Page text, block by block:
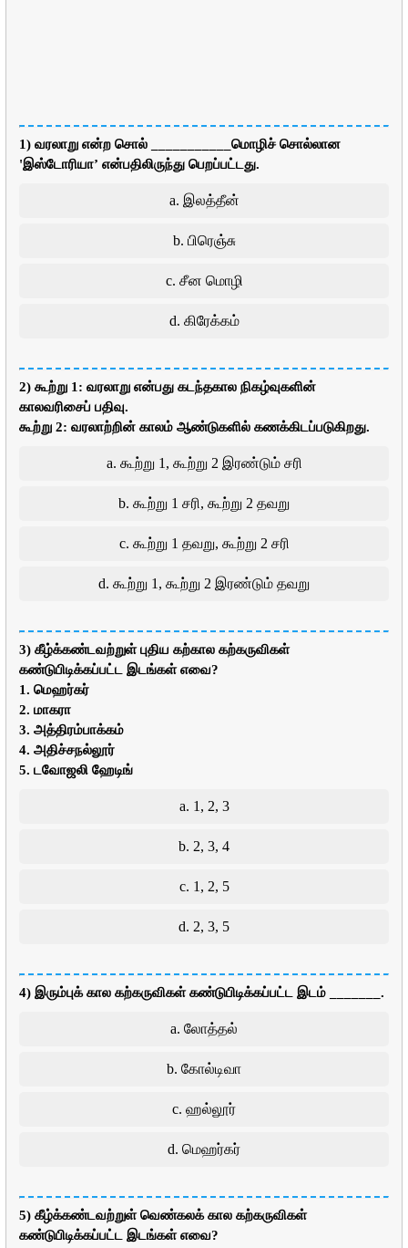
1) வரலாறு என்ற சொல் ___________மொழிச் சொல்லான
'இஸ்டோரியா’ என்பதிலிருந்து பெறப்பட்டது.
a. இலத்தீன்
b. பிரெஞ்சு
c. சீன மொழி
d. கிரேக்கம்
2) கூற்று 1: வரலாறு என்பது கடந்தகால நிகழ்வுகளின்
காலவரிசைப் பதிவு.
கூற்று 2: வரலாற்றின் காலம் ஆண்டுகளில் கணக்கிடப்படுகிறது.
a. கூற்று 1, கூற்று 2 இரண்டும் சரி
b. கூற்று 1 சரி, கூற்று 2 தவறு
c. கூற்று 1 தவறு, கூற்று 2 சரி
d. கூற்று 1, கூற்று 2 இரண்டும் தவறு
3) கீழ்க்கண்டவற்றுள் புதிய கற்கால கற்கருவிகள்
கண்டுபிடிக்கப்பட்ட இடங்கள் எவை?
1. மெஹர்கர்
2. மாகரா
3. அத்திரம்பாக்கம்
4. அதிச்சநல்லூர்
5. டவோஜலி ஹேடிங்
a. 1, 2, 3
b. 2, 3, 4
c. 1, 2, 5
d. 2, 3, 5
4) இரும்புக் கால கற்கருவிகள் கண்டுபிடிக்கப்பட்ட இடம் _______.
a. லோத்தல்
b. கோல்டிவா
c. ஹல்லூர்
d. மெஹர்கர்
5) கீழ்க்கண்டவற்றுள் வெண்கலக் கால கற்கருவிகள்
கண்டுபிடிக்கப்பட்ட இடங்கள் எவை?